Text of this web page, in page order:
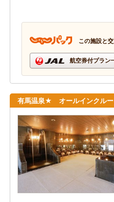
この施設と
航空券付プラン
有馬温泉★ オールインクル